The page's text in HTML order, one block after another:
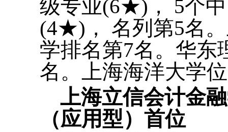
级专业(6★)， 5个
(4★)， 名列第5名
学排名第7名。华东
名。上海海洋大学
上海立信会计金
（应用型）首位